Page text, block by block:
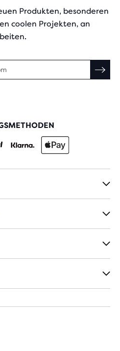
Produkten, besonderen
coolen Projekten, an